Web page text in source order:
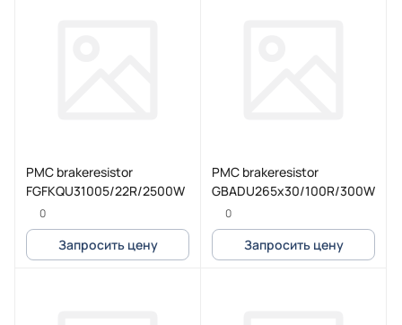
PMC brakeresistor
FGFKQU31005/22R/2500W
0
Запросить цену
PMC brakeresistor
GBADU265x30/100R/300W
0
Запросить цену